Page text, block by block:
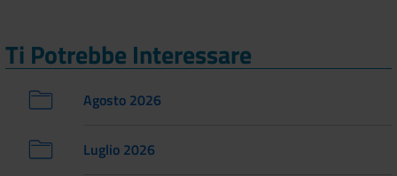
Ti Potrebbe Interessare
Agosto 2026
Luglio 2026